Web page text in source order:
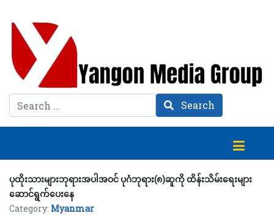
Search Search
ပုထိုးသားများဘုရားအပါအဝင် ပုဂံဘုရား(၈)ဆူကို ထိန်းသိမ်းရေးများ
ဆောင်ရွက်ပေးနေ
Category: Myanmar